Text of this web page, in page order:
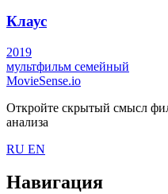
Клаус
2019
мультфильм семейный
MovieSense.io
Откройте скрытый смысл
анализа
RU EN
Навигация